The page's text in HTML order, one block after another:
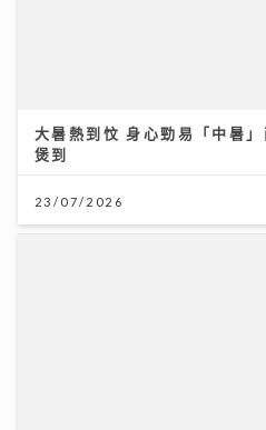
大暑熱到忟 身心勁易「中暑
煲到
23/07/2026